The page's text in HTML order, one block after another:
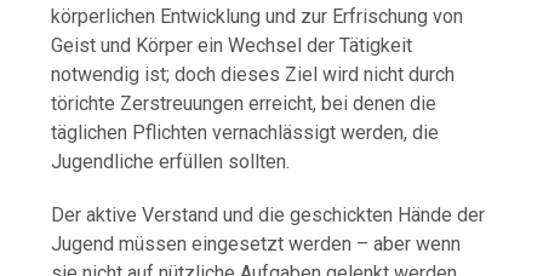
körperlichen Entwicklungund zur Erfrischungvon
Geistund KörpereinWechselderTätigkeit
notwendig ist;dochdieses Zielwirdnichtdurch
törichte Zerstreuungenerreicht,beidenendie
täglichen Pflichtenvernachlässigtwerden,die
Jugendlicheerfüllen sollten.
DeraktiveVerstandunddiegeschickten Händeder
Jugendmüsseneingesetztwerden –aberwenn